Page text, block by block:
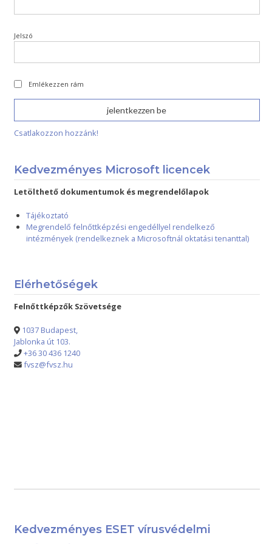
Jelszó
Emlékezzen rám
Csatlakozzon hozzánk!
Kedvezményes Microsoft licencek
Letölthető dokumentumok és megrendelőlapok
Tájékoztató
Megrendelő felnőttképzési engedéllyel rendelkező
intézmények (rendelkeznek a Microsoftnál oktatási tenanttal)
Elérhetőségek
Felnőttképzők Szövetsége
1037 Budapest,
Jablonka út 103.
+36 30 436 1240
fvsz@fvsz.hu
Kedvezményes ESET vírusvédelmi